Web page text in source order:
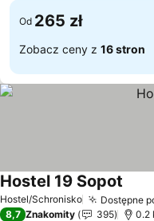
Od 265 zł
Zobacz ceny z 16 stron
Hostel/Schronisko Dostępne
Hostel 19 Sopot
8,7 Znakomity 395 0.2